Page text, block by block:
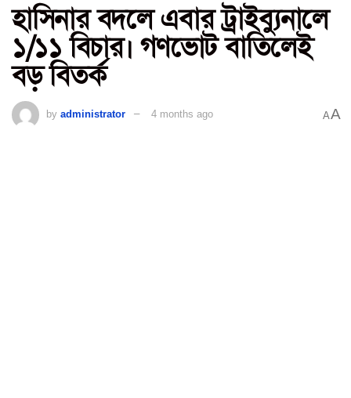
হাসিনার বদলে এবার ট্রাইব্যুনালে
১/১১ বিচার। গণভোট বাতিলেই
বড় বিতর্ক
by administrator 4 months ago AA